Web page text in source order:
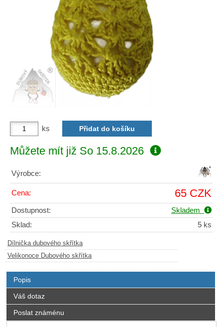
ks
Můžete mít již So 15.8.2026
Výrobce:
Cena: 65 CZK
Dostupnost:
Skladem
Sklad:
5 ks
Dílnička dubového skřítka
Velikonoce Dubového skřítka
Popis
Váš dotaz
Poslat známénu